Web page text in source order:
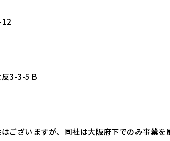
反3-3-5 B
ございますが、同社は大阪府下でのみ事業